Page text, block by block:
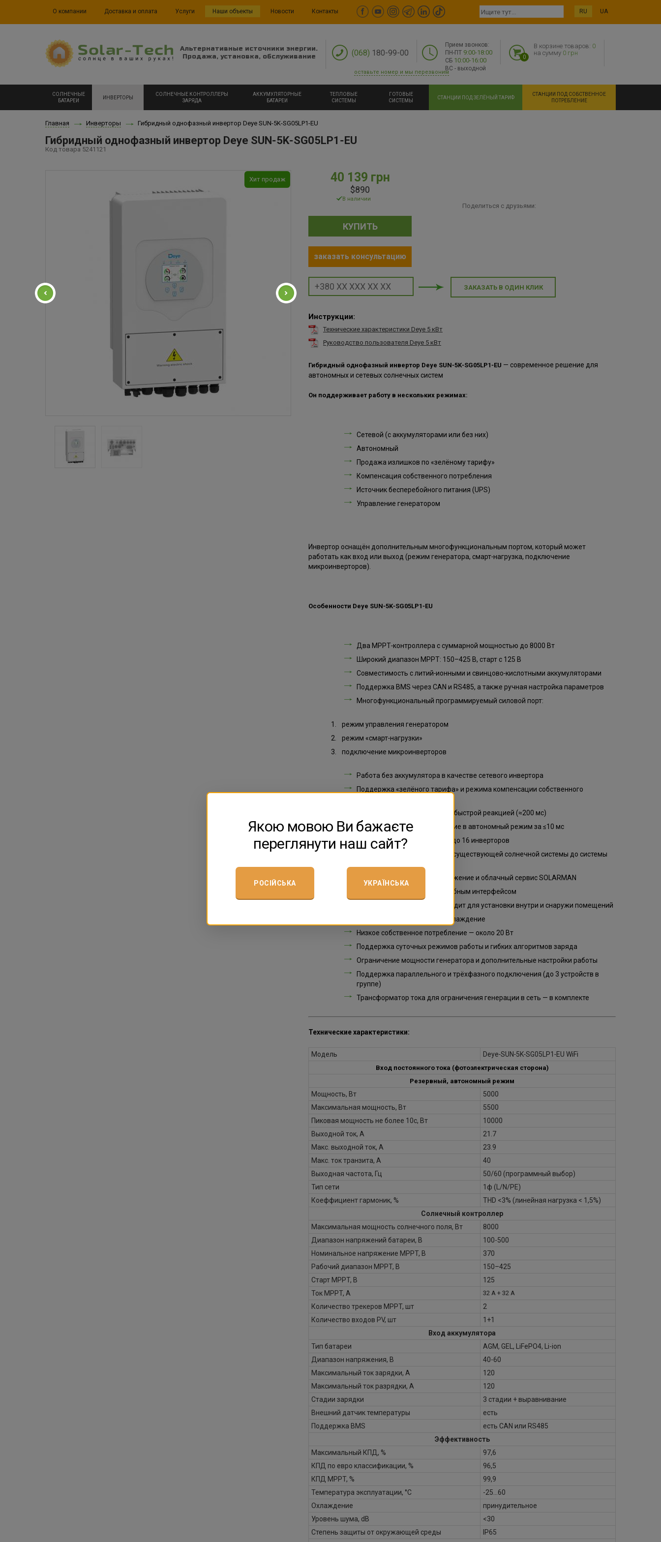
О компании Доставка и оплата Услуги Наши объекты Новости Контакты RU UA
Альтернативные источники энергии.
Продажа, установка, обслуживание
(068) 180-99-00
Прием звонков:
ПН-ПТ 9:00-18:00
СБ 10:00-16:00
ВС - выходной
0
В корзине товаров: 0
на сумму 0 грн
оставьте номер и мы перезвоним
СОЛНЕЧНЫЕ
БАТАРЕИ
ИНВЕРТОРЫ
СОЛНЕЧНЫЕ КОНТРОЛЛЕРЫ
ЗАРЯДА
АККУМУЛЯТОРНЫЕ
БАТАРЕИ
ТЕПЛОВЫЕ
СИСТЕМЫ
ГОТОВЫЕ
СИСТЕМЫ
СТАНЦИИ ПОД ЗЕЛЁНЫЙ ТАРИФ
СТАНЦИИ ПОД СОБСТВЕННОЕ
ПОТРЕБЛЕНИЕ
Главная Инверторы Гибридный однофазный инвертор Deye SUN‑5K‑SG05LP1‑EU
Гибридный однофазный инвертор Deye SUN‑5K‑SG05LP1‑EU
Код товара 5241121
Хит продаж 40 139 грн
$890
В наличии
КУПИТЬ
заказать консультацию
Поделиться с друзьями:
ЗАКАЗАТЬ В ОДИН КЛИК
Инструкции:
Технические характеристики Deye 5 кВт
Руководство пользователя Deye 5 кВт
Гибридный однофазный инвертор Deye SUN‑5K‑SG05LP1‑EU — современное решение для
автономных и сетевых солнечных систем
Он поддерживает работу в нескольких режимах:
Сетевой (с аккумуляторами или без них)
Автономный
Продажа излишков по «зелёному тарифу»
Компенсация собственного потребления
Источник бесперебойного питания (UPS)
Управление генератором
Инвертор оснащён дополнительным многофункциональным портом, который может
работать как вход или выход (режим генератора, смарт‑нагрузка, подключение
микроинверторов).
Особенности Deye SUN‑5K‑SG05LP1‑EU
Два MPPT‑контроллера с суммарной мощностью до 8000 Вт
Широкий диапазон MPPT: 150–425 В, старт с 125 В
Совместимость с литий‑ионными и свинцово‑кислотными аккумуляторами
Поддержка BMS через CAN и RS485, а также ручная настройка параметров
Многофункциональный программируемый силовой порт:
режим управления генератором
режим «смарт‑нагрузки»
подключение микроинверторов
Работа без аккумулятора в качестве сетевого инвертора
Поддержка «зелёного тарифа» и режима компенсации собственного
Функция нулевого экспорта с быстрой реакцией (≈200 мс)
Автоматическое переключение в автономный режим за ≤10 мс
Параллельное подключение до 16 инверторов
Возможность модернизации существующей солнечной системы до системы
Wi‑Fi мониторинг через приложение и облачный сервис SOLARMAN
Сенсорный ЖК‑дисплей с удобным интерфейсом
Степень защиты IP65 — подходит для установки внутри и снаружи помещений
Принудительное активное охлаждение
Низкое собственное потребление — около 20 Вт
Поддержка суточных режимов работы и гибких алгоритмов заряда
Ограничение мощности генератора и дополнительные настройки работы
Поддержка параллельного и трёхфазного подключения (до 3 устройств в
группе)
Трансформатор тока для ограничения генерации в сеть — в комплекте
Технические характеристики:
Модель Deye‑SUN‑5K‑SG05LP1‑EU WiFi
Вход постоянного тока (фотоэлектрическая сторона)
Резервный, автономный режим
Мощность, Вт
5000
Максимальная мощность, Вт
5500
Пиковая мощность не более 10с, Вт
10000
Выходной ток, А
21.7
Макс. выходной ток, А
23.9
Макс. ток транзита, А
40
Выходная частота, Гц
50/60 (программный выбор)
Тип сети
1ф (L/N/PE)
Коеффициент гармоник, %
THD <3% (линейная нагрузка < 1,5%)
Солнечный контроллер
Максимальная мощность солнечного поля, Вт
8000
Диапазон напряжений батареи, В
100-500
Номинальное напряжение MPPT, В
370
Рабочий диапазон MPPT, В
150–425
Старт MPPT, В
125
Ток MPPT, А
32 А + 32 А
Количество трекеров MPPT, шт
2
Количество входов PV, шт
1+1
Вход аккумулятора
Тип батареи
AGM, GEL, LiFePO4, Li-ion
Диапазон напряжения, В
40-60
Максимальный ток зарядки, А
120
Максимальный ток разрядки, А
120
Стадии зарядки
3 стадии + выравнивание
Внешний датчик температуры
есть
Поддержка BMS
есть CAN или RS485
Эффективность
Максимальный КПД, %
97,6
КПД по евро классификации, %
96,5
КПД MPPT, %
99,9
Температура эксплуатации, °С
-25...60
Охлаждение
принудительное
Уровень шума, dB
<30
Степень защиты от окружающей среды
IP65
Якою мовою Ви бажаєте
переглянути наш сайт?
РОСІЙСЬКА УКРАЇНСЬКА